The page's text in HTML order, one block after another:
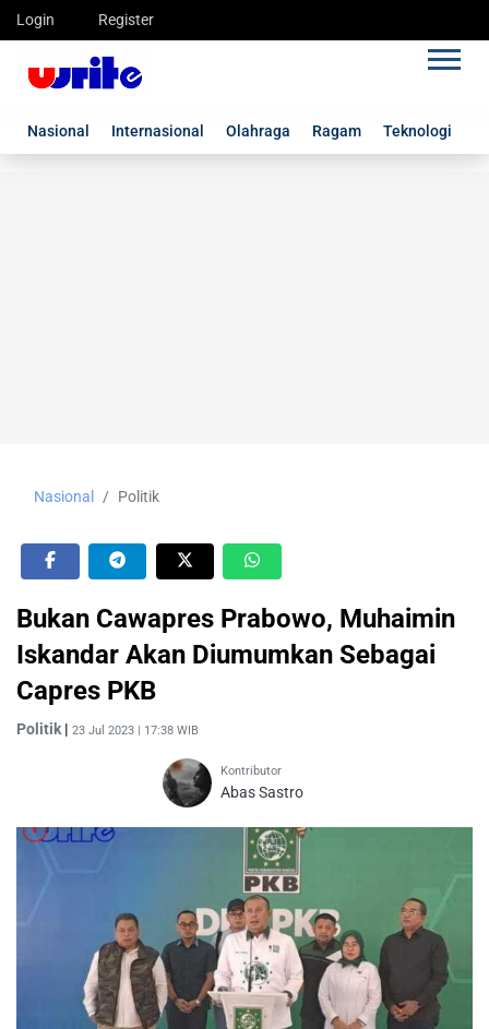
Login Register
Nasional Internasional Olahraga Ragam Teknologi
Nasional Politik
Bukan Cawapres Prabowo, Muhaimin
Iskandar Akan Diumumkan Sebagai
Capres PKB
Politik | 23 Jul 2023 | 17:38 WIB
Kontributor
Abas Sastro